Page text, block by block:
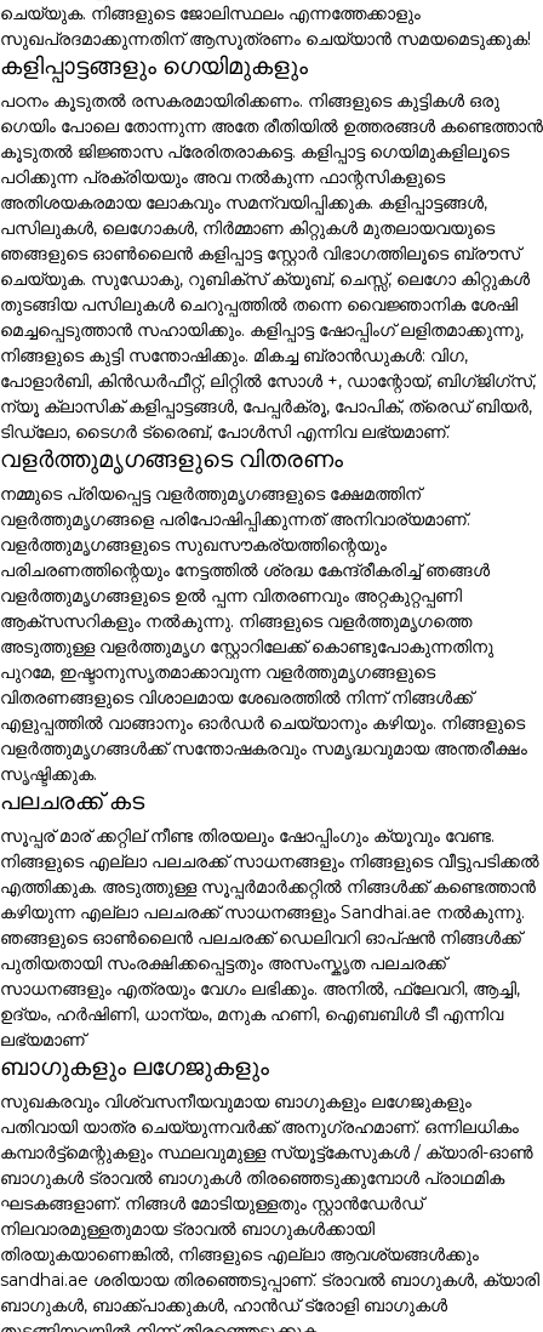
ചെയ്യുക. നിങ്ങളുടെ ജോലിസ്ഥലം എന്നത്തേക്കാളും
സുഖപ്രദമാക്കുന്നതിന് ആസൂത്രണം ചെയ്യാൻ സമയമെടുക്കുക!
കളിപ്പാട്ടങ്ങളും ഗെയിമുകളും
പഠനം കൂടുതൽ രസകരമായിരിക്കണം. നിങ്ങളുടെ കുട്ടികൾ ഒരു
ഗെയിം പോലെ തോന്നുന്ന അതേ രീതിയിൽ ഉത്തരങ്ങൾ കണ്ടെത്താൻ
കൂടുതൽ ജിജ്ഞാസ പ്രേരിതരാകട്ടെ. കളിപ്പാട്ട ഗെയിമുകളിലൂടെ
പഠിക്കുന്ന പ്രക്രിയയും അവ നൽകുന്ന ഫാന്റസികളുടെ
അതിശയകരമായ ലോകവും സമന്വയിപ്പിക്കുക. കളിപ്പാട്ടങ്ങൾ,
പസിലുകൾ, ലെഗോകൾ, നിർമ്മാണ കിറ്റുകൾ മുതലായവയുടെ
ഞങ്ങളുടെ ഓൺലൈൻ കളിപ്പാട്ട സ്റ്റോർ വിഭാഗത്തിലൂടെ ബ്രൗസ്
ചെയ്യുക. സുഡോകു, റൂബിക്സ് ക്യൂബ്, ചെസ്സ്, ലെഗോ കിറ്റുകൾ
തുടങ്ങിയ പസിലുകൾ ചെറുപ്പത്തിൽ തന്നെ വൈജ്ഞാനിക ശേഷി
മെച്ചപ്പെടുത്താൻ സഹായിക്കും. കളിപ്പാട്ട ഷോപ്പിംഗ് ലളിതമാക്കുന്നു,
നിങ്ങളുടെ കുട്ടി സന്തോഷിക്കും. മികച്ച ബ്രാൻഡുകൾ: വിഗ,
പോളാർബി, കിൻഡർഫീറ്റ്, ലിറ്റിൽ സോൾ +, ഡാന്റോയ്, ബിഗ്ജിഗ്സ്,
ന്യൂ ക്ലാസിക് കളിപ്പാട്ടങ്ങൾ, പേപ്പർക്രൂ, പോപിക്, ത്രെഡ് ബിയർ,
ടിഡ്ലോ, ടൈഗർ ട്രൈബ്, പോൾസി എന്നിവ ലഭ്യമാണ്.
വളർത്തുമൃഗങ്ങളുടെ വിതരണം
നമ്മുടെ പ്രിയപ്പെട്ട വളർത്തുമൃഗങ്ങളുടെ ക്ഷേമത്തിന്
വളർത്തുമൃഗങ്ങളെ പരിപോഷിപ്പിക്കുന്നത് അനിവാര്യമാണ്.
വളർത്തുമൃഗങ്ങളുടെ സുഖസൗകര്യത്തിന്റെയും
പരിചരണത്തിന്റെയും നേട്ടത്തിൽ ശ്രദ്ധ കേന്ദ്രീകരിച്ച് ഞങ്ങൾ
വളർത്തുമൃഗങ്ങളുടെ ഉൽ പ്പന്ന വിതരണവും അറ്റകുറ്റപ്പണി
ആക്സസറികളും നൽകുന്നു. നിങ്ങളുടെ വളർത്തുമൃഗത്തെ
അടുത്തുള്ള വളർത്തുമൃഗ സ്റ്റോറിലേക്ക് കൊണ്ടുപോകുന്നതിനു
പുറമേ, ഇഷ്ടാനുസൃതമാക്കാവുന്ന വളർത്തുമൃഗങ്ങളുടെ
വിതരണങ്ങളുടെ വിശാലമായ ശേഖരത്തിൽ നിന്ന് നിങ്ങൾക്ക്
എളുപ്പത്തിൽ വാങ്ങാനും ഓർഡർ ചെയ്യാനും കഴിയും. നിങ്ങളുടെ
വളർത്തുമൃഗങ്ങൾക്ക് സന്തോഷകരവും സമൃദ്ധവുമായ അന്തരീക്ഷം
സൃഷ്ടിക്കുക.
പലചരക്ക് കട
സൂപ്പര് മാര് ക്കറ്റില് നീണ്ട തിരയലും ഷോപ്പിംഗും ക്യൂവും വേണ്ട.
നിങ്ങളുടെ എല്ലാ പലചരക്ക് സാധനങ്ങളും നിങ്ങളുടെ വീട്ടുപടിക്കൽ
എത്തിക്കുക. അടുത്തുള്ള സൂപ്പർമാർക്കറ്റിൽ നിങ്ങൾക്ക് കണ്ടെത്താൻ
കഴിയുന്ന എല്ലാ പലചരക്ക് സാധനങ്ങളും Sandhai.ae നൽകുന്നു.
ഞങ്ങളുടെ ഓൺലൈൻ പലചരക്ക് ഡെലിവറി ഓപ്ഷൻ നിങ്ങൾക്ക്
പുതിയതായി സംരക്ഷിക്കപ്പെട്ടതും അസംസ്കൃത പലചരക്ക്
സാധനങ്ങളും എത്രയും വേഗം ലഭിക്കും. അനിൽ, ഫ്ലേവറി, ആച്ചി,
ഉദ്യം, ഹർഷിണി, ധാന്യം, മനുക ഹണി, ഐബബിൾ ടീ എന്നിവ
ലഭ്യമാണ്
ബാഗുകളും ലഗേജുകളും
സുഖകരവും വിശ്വസനീയവുമായ ബാഗുകളും ലഗേജുകളും
പതിവായി യാത്ര ചെയ്യുന്നവർക്ക് അനുഗ്രഹമാണ്. ഒന്നിലധികം
കമ്പാർട്ട്മെന്റുകളും സ്ഥലവുമുള്ള സ്യൂട്ട്കേസുകൾ / ക്യാരി-ഓൺ
ബാഗുകൾ ട്രാവൽ ബാഗുകൾ തിരഞ്ഞെടുക്കുമ്പോൾ പ്രാഥമിക
ഘടകങ്ങളാണ്. നിങ്ങൾ മോടിയുള്ളതും സ്റ്റാൻഡേർഡ്
നിലവാരമുള്ളതുമായ ട്രാവൽ ബാഗുകൾക്കായി
തിരയുകയാണെങ്കിൽ, നിങ്ങളുടെ എല്ലാ ആവശ്യങ്ങൾക്കും
sandhai.ae ശരിയായ തിരഞ്ഞെടുപ്പാണ്. ട്രാവൽ ബാഗുകൾ, ക്യാരി
ബാഗുകൾ, ബാക്ക്പാക്കുകൾ, ഹാൻഡ് ട്രോളി ബാഗുകൾ